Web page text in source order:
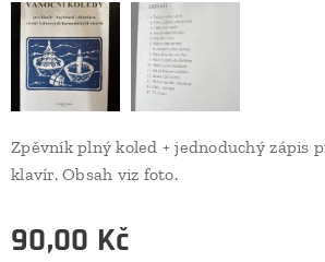
Zpěvník plný koled + jednoduchý zápis
klavír. Obsah viz foto.
90,00 Kč